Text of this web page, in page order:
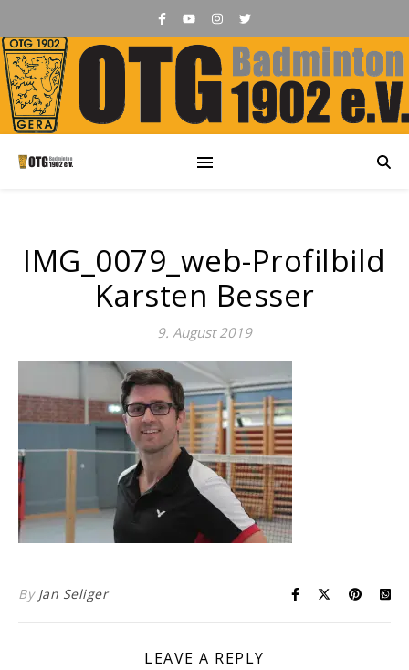
IMG_0079_web-Profilbild
Karsten Besser
9. August 2019
By Jan Seliger
LEAVE A REPLY